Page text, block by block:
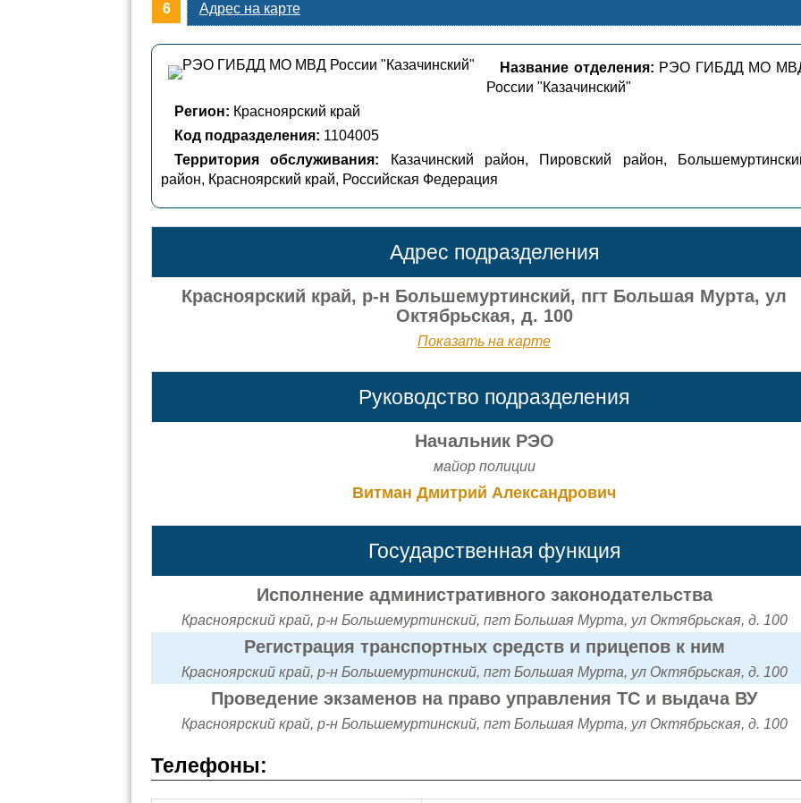
Адрес на карте
Название отделения: РЭО ГИБДД МО
России "Казачинский"
Регион: Красноярский край
Код подразделения: 1104005
Территория обслуживания: Казачинский район, Пировский район,
район, Красноярский край, Российская Федерация
Адрес подразделения
Красноярский край, р-н Большемуртинский, пгт Большая Мурта, ул
Октябрьская, д. 100
Показать на карте
Руководство подразделения
Начальник РЭО
майор полиции
Витман Дмитрий Александрович
Государственная функция
Исполнение административного законодательства
Красноярский край, р-н Большемуртинский, пгт Большая Мурта, ул Октябрьская, д. 100
Регистрация транспортных средств и прицепов к ним
Красноярский край, р-н Большемуртинский, пгт Большая Мурта, ул Октябрьская, д. 100
Проведение экзаменов на право управления ТС и выдача ВУ
Красноярский край, р-н Большемуртинский, пгт Большая Мурта, ул Октябрьская, д. 100
Телефоны: